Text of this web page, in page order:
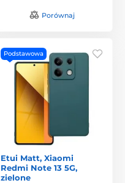
Porównaj
Podstawowa
Etui Matt, Xiaomi
Redmi Note 13 5G,
zielone